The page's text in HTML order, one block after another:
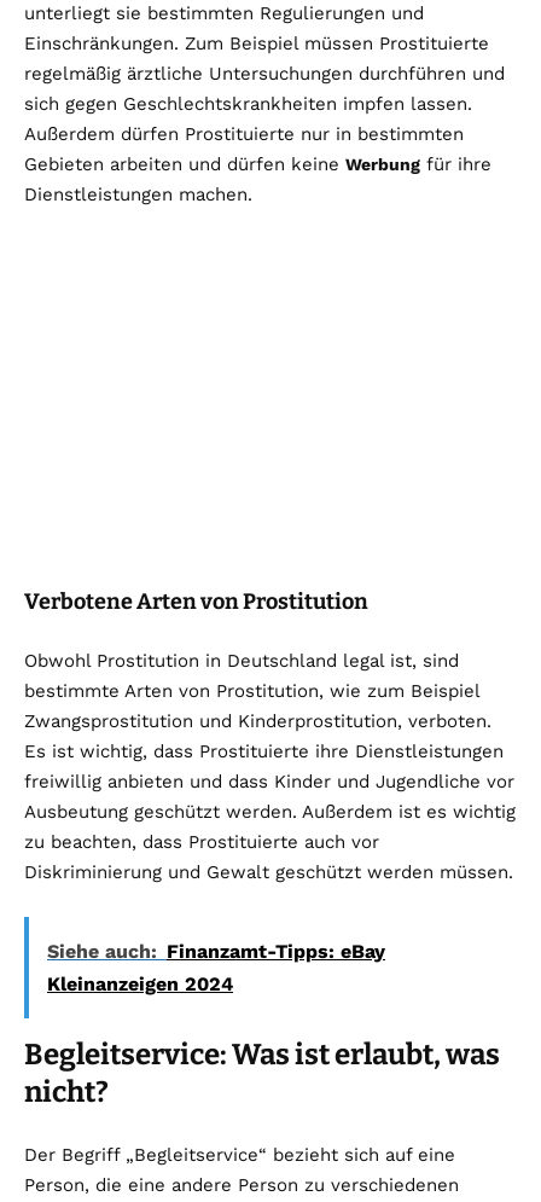
unterliegt sie bestimmten Regulierungen und
Einschränkungen. Zum Beispiel müssen Prostituierte
regelmäßig ärztliche Untersuchungen durchführen und
sich gegen Geschlechtskrankheiten impfen lassen.
Außerdem dürfen Prostituierte nur in bestimmten
Gebieten arbeiten und dürfen keine Werbung für ihre
Dienstleistungen machen.
Verbotene Arten von Prostitution
Obwohl Prostitution in Deutschland legal ist, sind
bestimmte Arten von Prostitution, wie zum Beispiel
Zwangsprostitution und Kinderprostitution, verboten.
Es ist wichtig, dass Prostituierte ihre Dienstleistungen
freiwillig anbieten und dass Kinder und Jugendliche vor
Ausbeutung geschützt werden. Außerdem ist es wichtig
zu beachten, dass Prostituierte auch vor
Diskriminierung und Gewalt geschützt werden müssen.
Siehe auch: Finanzamt-Tipps: eBay
Kleinanzeigen 2024
Begleitservice: Was ist erlaubt, was
nicht?
Der Begriff „Begleitservice“ bezieht sich auf eine
Person, die eine andere Person zu verschiedenen